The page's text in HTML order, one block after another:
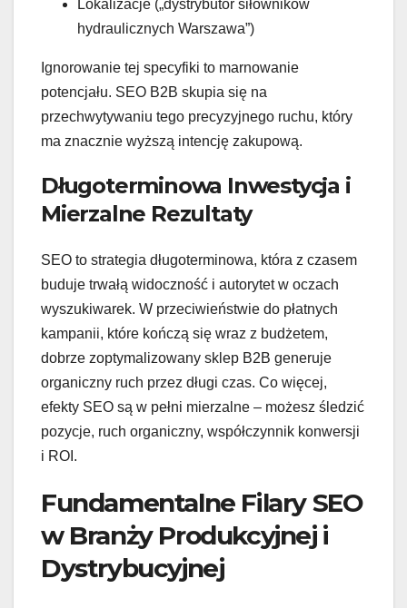
Lokalizacje („dystrybutor siłowników
hydraulicznych Warszawa”)
Ignorowanie tej specyfiki to marnowanie
potencjału. SEO B2B skupia się na
przechwytywaniu tego precyzyjnego ruchu, który
ma znacznie wyższą intencję zakupową.
Długoterminowa Inwestycja i
Mierzalne Rezultaty
SEO to strategia długoterminowa, która z czasem
buduje trwałą widoczność i autorytet w oczach
wyszukiwarek. W przeciwieństwie do płatnych
kampanii, które kończą się wraz z budżetem,
dobrze zoptymalizowany sklep B2B generuje
organiczny ruch przez długi czas. Co więcej,
efekty SEO są w pełni mierzalne – możesz śledzić
pozycje, ruch organiczny, współczynnik konwersji
i ROI.
Fundamentalne Filary SEO
w Branży Produkcyjnej i
Dystrybucyjnej